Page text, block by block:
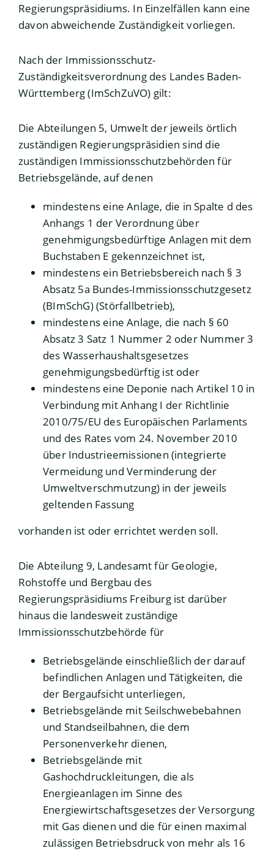
Regierungspräsidiums. In Einzelfällen kann eine
davon abweichende Zuständigkeit vorliegen.
Nach der Immissionsschutz-
Zuständigkeitsverordnung des Landes Baden-
Württemberg (ImSchZuVO) gilt:
Die Abteilungen 5, Umwelt der jeweils örtlich
zuständigen Regierungspräsidien sind die
zuständigen Immissionsschutzbehörden für
Betriebsgelände, auf denen
mindestens eine Anlage, die in Spalte d des
Anhangs 1 der Verordnung über
genehmigungsbedürftige Anlagen mit dem
Buchstaben E gekennzeichnet ist,
mindestens ein Betriebsbereich nach § 3
Absatz 5a Bundes-Immissionsschutzgesetz
(BImSchG) (Störfallbetrieb),
mindestens eine Anlage, die nach § 60
Absatz 3 Satz 1 Nummer 2 oder Nummer 3
des Wasserhaushaltsgesetzes
genehmigungsbedürftig ist oder
mindestens eine Deponie nach Artikel 10 in
Verbindung mit Anhang I der Richtlinie
2010/75/EU des Europäischen Parlaments
und des Rates vom 24. November 2010
über Industrieemissionen (integrierte
Vermeidung und Verminderung der
Umweltverschmutzung) in der jeweils
geltenden Fassung
vorhanden ist oder errichtet werden soll.
Die Abteilung 9, Landesamt für Geologie,
Rohstoffe und Bergbau des
Regierungspräsidiums Freiburg ist darüber
hinaus die landesweit zuständige
Immissionsschutzbehörde für
Betriebsgelände einschließlich der darauf
befindlichen Anlagen und Tätigkeiten, die
der Bergaufsicht unterliegen,
Betriebsgelände mit Seilschwebebahnen
und Standseilbahnen, die dem
Personenverkehr dienen,
Betriebsgelände mit
Gashochdruckleitungen, die als
Energieanlagen im Sinne des
Energiewirtschaftsgesetzes der Versorgung
mit Gas dienen und die für einen maximal
zulässigen Betriebsdruck von mehr als 16